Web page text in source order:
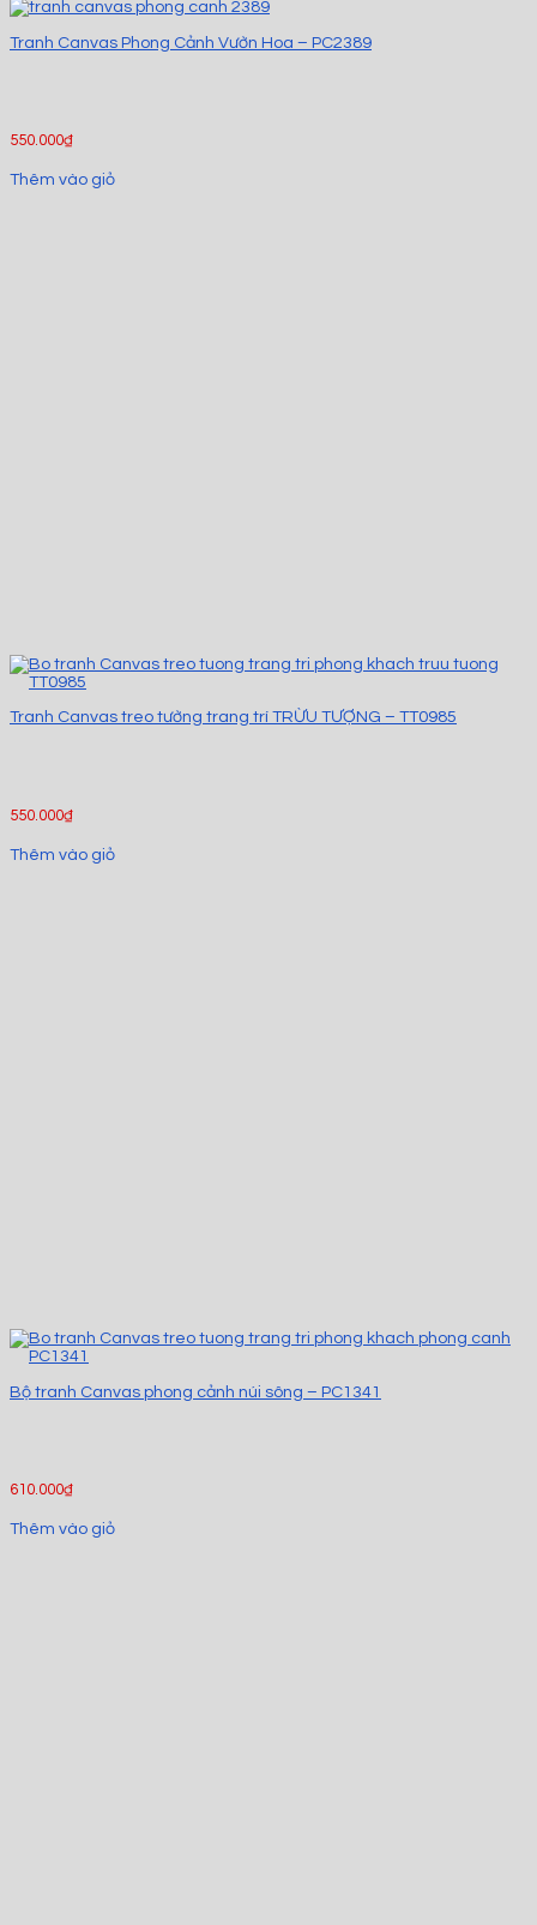
Tranh Canvas Phong Cảnh Vườn Hoa – PC2389
550.000₫
Thêm vào giỏ
Tranh Canvas treo tường trang trí TRỪU TƯỢNG – TT0985
550.000₫
Thêm vào giỏ
Bộ tranh Canvas phong cảnh núi sông – PC1341
610.000₫
Thêm vào giỏ